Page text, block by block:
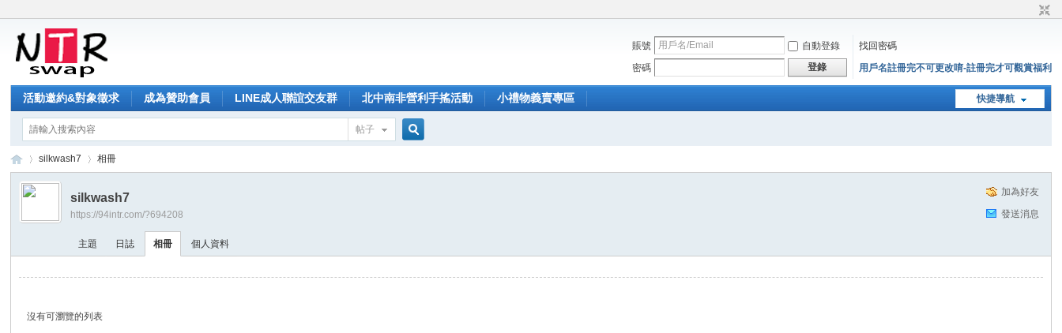
賬號 自動登錄
找回密碼
密碼
登錄 用戶名註冊完不可更改唷-註冊完才可觀賞福利
快捷導航
活動邀約&對象徵求 成為贊助會員 LINE成人聯誼交友群 北中南非營利手搖活動 小禮物義賣專區
帖子
NT›
silkwash7 相冊
加為好友
發送消息
silkwash7
https://94intr.com/?694208
主題 日誌 相冊 個人資料
沒有可瀏覽的列表